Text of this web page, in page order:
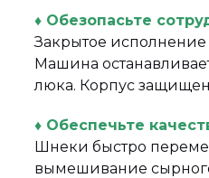
♦ Обезопасьте
Закрытое исполнение
Машина
люка. Корпус защищен
♦ Обеспечьте
Шнеки быстро
вымешивание сырного